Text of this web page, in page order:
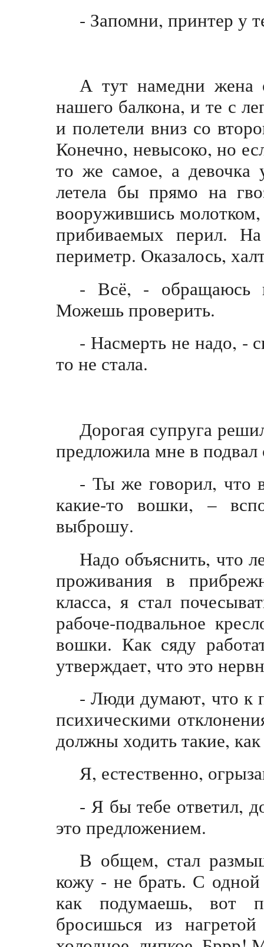
- Запомни, принтер у
А тут намедни жена
нашего балкона, и те с
и полетели вниз со
Конечно, невысоко, но
то же самое, а девочка
летела бы прямо на
вооружившись
прибиваемых перил.
периметр. Оказалось,
- Всё, - обращаюсь
Можешь проверить.
- Насмерть не надо, -
то не стала.
Дорогая супруга
предложила мне в
- Ты же говорил, что
какие-то вошки, –
выброшу.
Надо объяснить, что
проживания в
класса, я стал
рабоче-подвальное
вошки. Как сяду
утверждает, что это
- Люди думают, что к
психическими
должны ходить такие,
Я, естественно,
- Я бы тебе ответил,
это предложением.
В общем, стал
кожу - не брать. С
как подумаешь, вот
бросишься из